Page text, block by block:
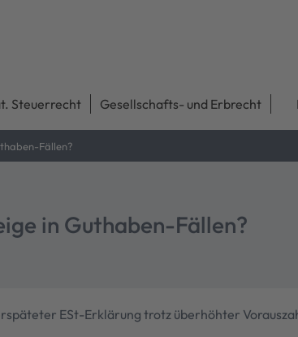
Steuerrecht Gesellschafts- und Erbrecht
Fällen?
in Guthaben-Fällen?
ESt-Erklärung trotz überhöhter